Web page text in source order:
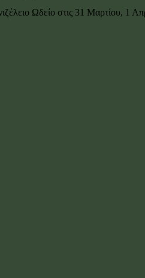
Ωδείο στις 31 Μαρτίου, 1